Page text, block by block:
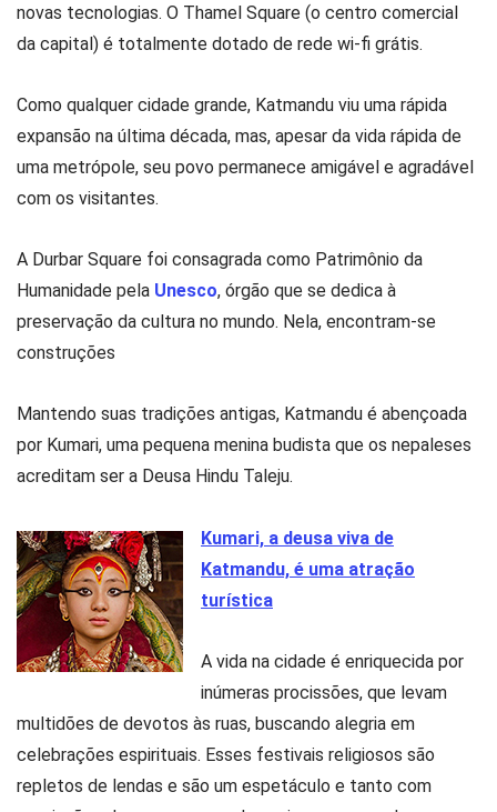
novas tecnologias. O Thamel Square (o centro comercial
da capital) é totalmente dotado de rede wi-fi grátis.
Como qualquer cidade grande, Katmandu viu uma rápida
expansão na última década, mas, apesar da vida rápida de
uma metrópole, seu povo permanece amigável e agradável
com os visitantes.
A Durbar Square foi consagrada como Patrimônio da
Humanidade pela Unesco, órgão que se dedica à
preservação da cultura no mundo. Nela, encontram-se
construções
Mantendo suas tradições antigas, Katmandu é abençoada
por Kumari, uma pequena menina budista que os nepaleses
acreditam ser a Deusa Hindu Taleju.
Kumari, a deusa viva de
Katmandu, é uma atração
turística
A vida na cidade é enriquecida por
inúmeras procissões, que levam
multidões de devotos às ruas, buscando alegria em
celebrações espirituais. Esses festivais religiosos são
repletos de lendas e são um espetáculo e tanto com